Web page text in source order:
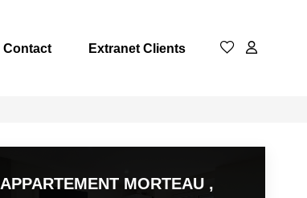
Contact Extranet Clients
APPARTEMENT MORTEAU ,